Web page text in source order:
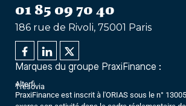
01 85 09 70 40
186 rue de Rivoli, 75001 Paris
Marques du groupe PraxiFinance :
Alterfi
Trésovia
PraxiFinance est inscrit à l'ORIAS sous le n°